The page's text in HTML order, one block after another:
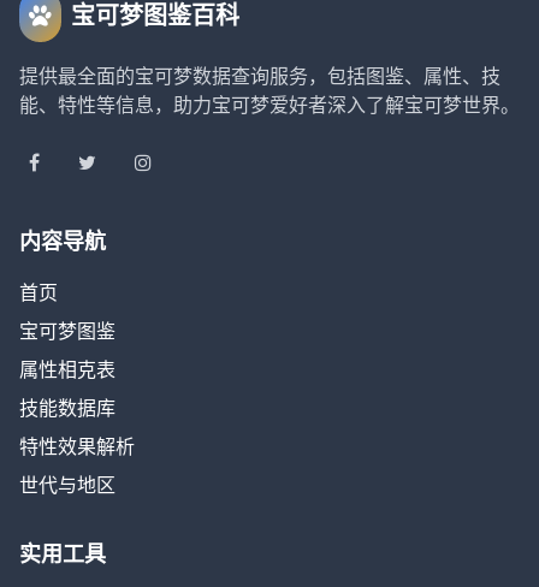
宝可梦图鉴百科
提供最全面的宝可梦数据查询服务，包括图鉴、属性、技
能、特性等信息，助力宝可梦爱好者深入了解宝可梦世界。
内容导航
首页
宝可梦图鉴
属性相克表
技能数据库
特性效果解析
世代与地区
实用工具